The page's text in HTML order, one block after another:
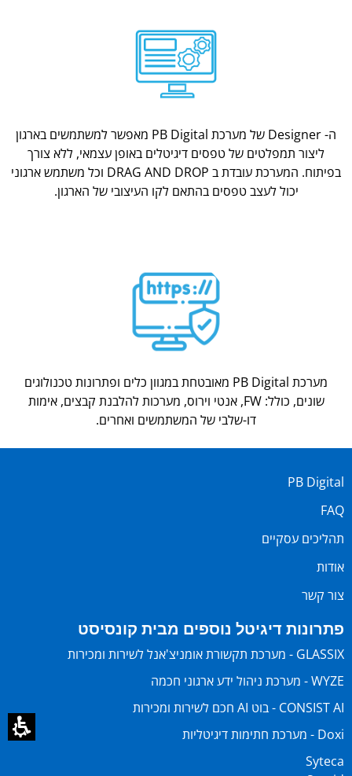
ה- Designer של מערכת PB Digital מאפשר למשתמשים בארגון
ליצור תמפלטים של טפסים דיגיטלים באופן עצמאי, ללא צורך
בפיתוח. המערכת עובדת ב DRAG AND DROP וכל משתמש ארגוני
יכול לעצב טפסים בהתאם לקו העיצובי של הארגון.
מערכת PB Digital מאובטחת במגוון כלים ופתרונות טכנולוגים
שונים, כולל: FW, אנטי וירוס, מערכות להלבנת קבצים, אימות
דו-שלבי של המשתמשים ואחרים.
PB Digital
FAQ
תהליכים עסקיים
אודות
צור קשר
פתרונות דיגיטל נוספים מבית קונסיסט
GLASSIX - מערכת תקשורת אומניצ'אנל לשירות ומכירות
WYZE - מערכת ניהול ידע ארגוני חכמה
CONSIST AI - בוט AI חכם לשירות ומכירות
Doxi - מערכת חתימות דיגיטליות
Syteca